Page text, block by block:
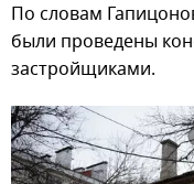
По словам
были проведены
застройщиками.